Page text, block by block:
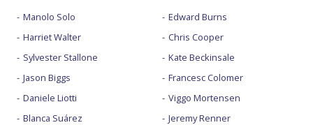
Manolo Solo
Harriet Walter
Sylvester Stallone
Jason Biggs
Daniele Liotti
Blanca Suárez
Edward Burns
Chris Cooper
Kate Beckinsale
Francesc Colomer
Viggo Mortensen
Jeremy Renner